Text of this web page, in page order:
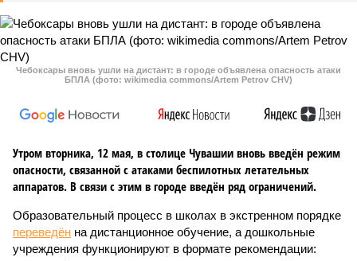
Чебоксары вновь ушли на дистант: в городе объявлена опасность атаки
БПЛА (фото: wikimedia commons/Artem Petrov CHV)
Утром вторника, 12 мая, в столице Чувашии вновь введён режим
опасности, связанной с атаками беспилотных летательных
аппаратов. В связи с этим в городе введён ряд ограничений.
Образовательный процесс в школах в экстренном порядке
переведён на дистанционное обучение, а дошкольные
учреждения функционируют в формате рекомендации: